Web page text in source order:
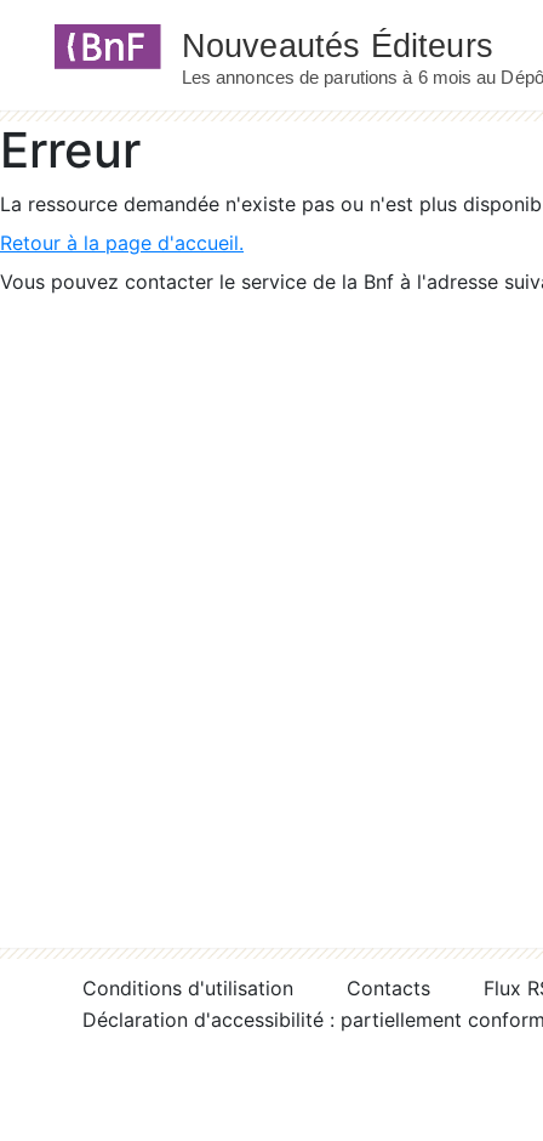
Erreur
La ressource demandée n'existe pas ou n'est plus
Retour à la page d'accueil.
Vous pouvez contacter le service de la Bnf à l'adresse
Conditions d'utilisation Contacts
Flux
Déclaration d'accessibilité : partiellement